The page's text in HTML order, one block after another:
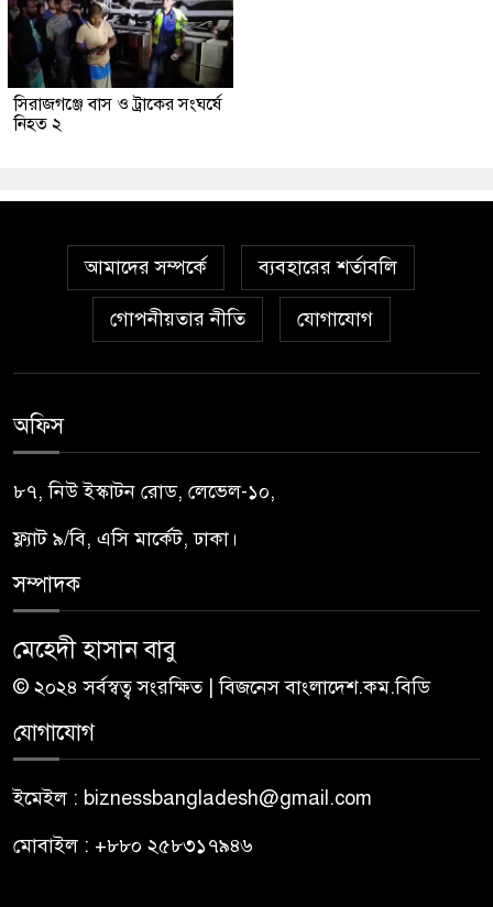
সিরাজগঞ্জে বাস ও ট্রাকের সংঘর্ষে
নিহত ২
আমাদের সম্পর্কে ব্যবহারের শর্তাবলি
গোপনীয়তার নীতি যোগাযোগ
অফিস
৮৭, নিউ ইস্কাটন রোড, লেভেল-১০,
ফ্ল্যাট ৯/বি, এসি মার্কেট, ঢাকা।
সম্পাদক
মেহেদী হাসান বাবু
© ২০২৪ সর্বস্বত্ব সংরক্ষিত | বিজনেস বাংলাদেশ.কম.বিডি
যোগাযোগ
ইমেইল : biznessbangladesh@gmail.com
মোবাইল : +৮৮০ ২৫৮৩১৭৯৪৬